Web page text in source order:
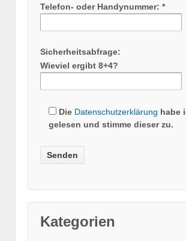
Telefon- oder Handynummer: *
Sicherheitsabfrage:
Wieviel ergibt 8+4?
Die Datenschutzerklärung habe
gelesen und stimme dieser zu.
Kategorien